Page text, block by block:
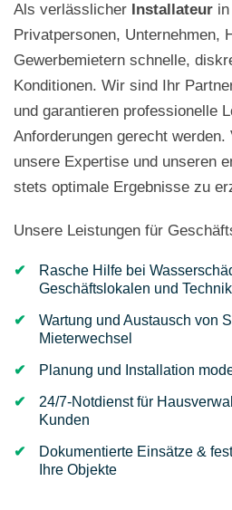
Als verlässlicher Installateur in
Privatpersonen, Unternehmen,
Gewerbemietern schnelle,
Konditionen. Wir sind Ihr
und garantieren professionelle
Anforderungen gerecht werden.
unsere Expertise und unseren
stets optimale Ergebnisse zu
Unsere Leistungen für
Rasche Hilfe bei
Geschäftslokalen und
Wartung und Austausch von
Mieterwechsel
Planung und Installation
24/7-Notdienst für
Kunden
Dokumentierte Einsätze &
Ihre Objekte